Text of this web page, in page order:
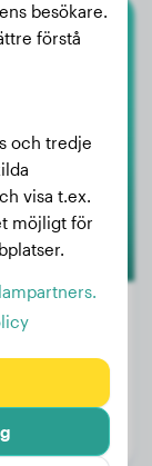
27 kg
år, 6 månader
besökare.
förstå
och tredje
visa t.ex.
möjligt för